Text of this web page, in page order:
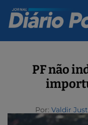
PF não
Por: Valdir